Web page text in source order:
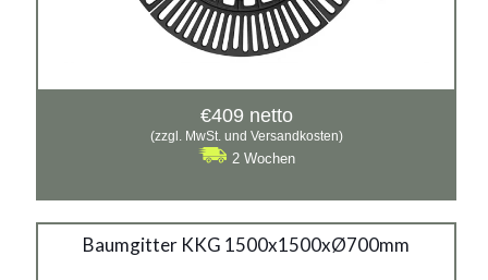
€409 netto
(zzgl. MwSt. und Versandkosten)
2 Wochen
Baumgitter KKG 1500x1500xØ700mm